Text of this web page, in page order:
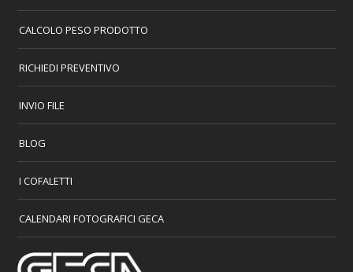
CALCOLO PESO PRODOTTO
RICHIEDI PREVENTIVO
INVIO FILE
BLOG
I COFALETTI
CALENDARI FOTOGRAFICI GECA